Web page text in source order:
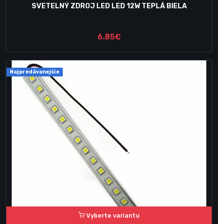
SVETELNÝ ZDROJ LED LED 12W TEPLÁ BIELA
6.85€
Najpredávanejšie
Vyberte variantu